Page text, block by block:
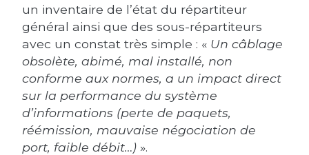
un inventaire de l’état du répartiteur
général ainsi que des sous-répartiteurs
avec un constat très simple : « Un câblage
obsolète, abimé, mal installé, non
conforme aux normes, a un impact direct
sur la performance du système
d’informations (perte de paquets,
réémission, mauvaise négociation de
port, faible débit…) ».